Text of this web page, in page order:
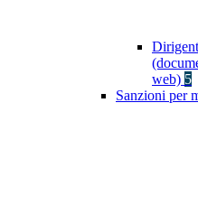
web) 5
Sanzioni per